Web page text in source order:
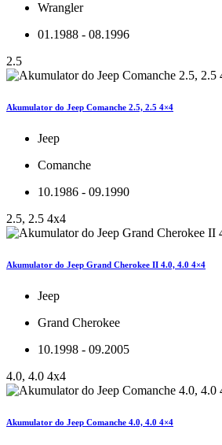
Wrangler
01.1988 - 08.1996
2.5
Akumulator do Jeep Comanche 2.5, 2.5 4×4
Jeep
Comanche
10.1986 - 09.1990
2.5, 2.5 4x4
Akumulator do Jeep Grand Cherokee II 4.0, 4.0 4×4
Jeep
Grand Cherokee
10.1998 - 09.2005
4.0, 4.0 4x4
Akumulator do Jeep Comanche 4.0, 4.0 4×4